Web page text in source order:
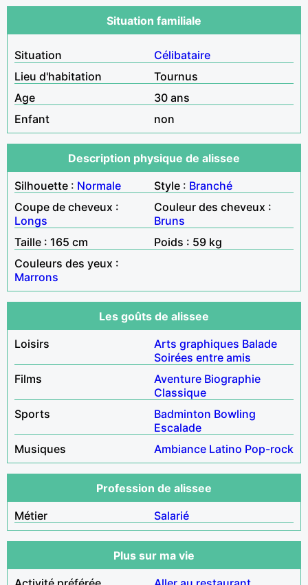
Situation familiale
Situation
Célibataire
Lieu d'habitation
Tournus
Age
30 ans
Enfant
non
Description physique de alissee
Silhouette : Normale Style : Branché
Coupe de cheveux :
Longs
Couleur des cheveux :
Bruns
Taille : 165 cm
Poids : 59 kg
Couleurs des yeux :
Marrons
Les goûts de alissee
Loisirs
Arts graphiques Balade
Soirées entre amis
Films
Aventure Biographie
Classique
Sports
Badminton Bowling
Escalade
Musiques
Ambiance Latino Pop-rock
Profession de alissee
Métier
Salarié
Plus sur ma vie